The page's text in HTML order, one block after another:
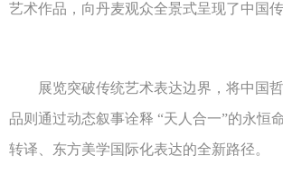
艺术作品，向丹麦观众全景式呈现了中国
展览突破传统艺术表达边界，将中国哲
品则通过动态叙事诠释 “天人合一”的永
转译、东方美学国际化表达的全新路径。